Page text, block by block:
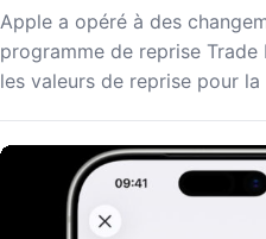
Apple a opéré à des
programme de reprise
les valeurs de reprise pour